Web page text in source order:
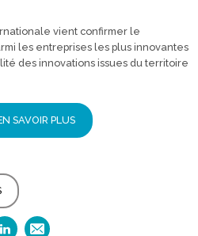
vient confirmer le
les entreprises les plus innovantes
des innovations issues du territoire
SAVOIR PLUS